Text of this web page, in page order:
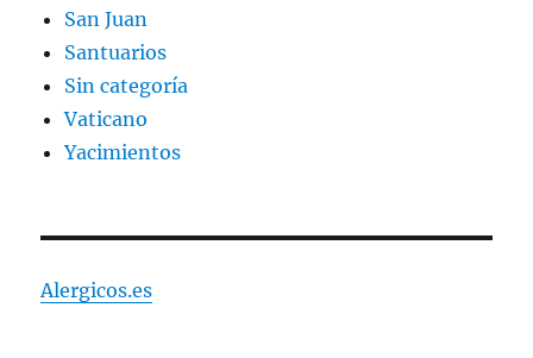
San Juan
Santuarios
Sin categoría
Vaticano
Yacimientos
Alergicos.es